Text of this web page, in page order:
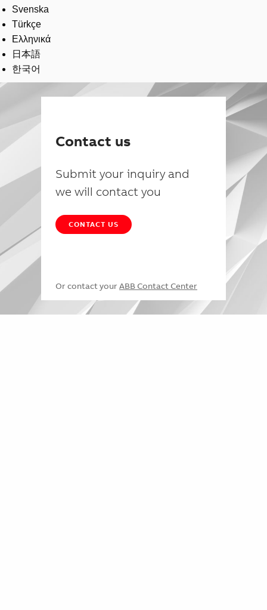
Svenska
Türkçe
Ελληνικά
日本語
한국어
Contact us
Submit your inquiry and
we will contact you
CONTACT US
Or contact your ABB Contact Center